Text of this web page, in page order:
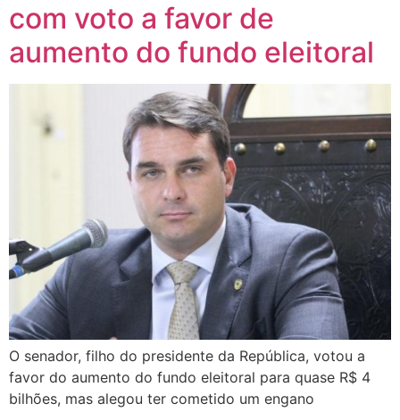
com voto a favor de
aumento do fundo eleitoral
O senador, filho do presidente da República, votou a
favor do aumento do fundo eleitoral para quase R$ 4
bilhões, mas alegou ter cometido um engano